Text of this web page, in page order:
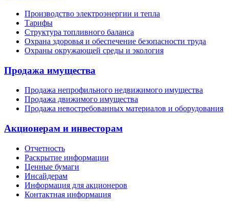
Производство электроэнергии и тепла
Тарифы
Структура топливного баланса
Охрана здоровья и обеспечение безопасности труда
Охраны окружающей среды и экология
Продажа имущества
Продажа непрофильного недвижимого имущества
Продажа движимого имущества
Продажа невостребованных материалов и оборудования
Акционерам и инвесторам
Отчетность
Раскрытие информации
Ценные бумаги
Инсайдерам
Информация для акционеров
Контактная информация